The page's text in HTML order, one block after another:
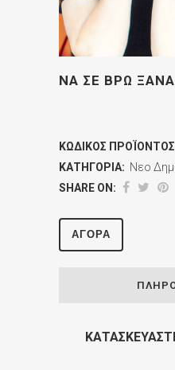
ΝΑ ΣΕ ΒΡΩ ΞΑΝΑ
ΚΩΔΙΚΌΣ
ΚΑΤΗΓΟΡΊΑ: Νεο
SHARE ON:
ΑΓΟΡΆ